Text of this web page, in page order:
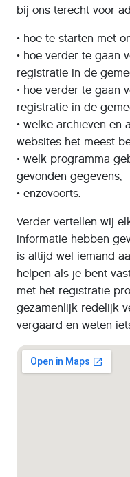
bij ons terecht voor
• hoe te starten met
• hoe verder te gaan
registratie in de
• hoe verder te gaan
registratie in de
• welke archieven en
websites het meest
• welk programma
gevonden gegevens,
• enzovoorts.
Verder vertellen wij
informatie hebben
is altijd wel iemand
helpen als je bent
met het registratie
gezamenlijk redelijk
vergaard en weten